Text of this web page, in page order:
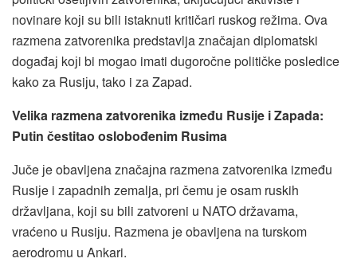
novinare koјi su bili istaknuti kritičari ruskog režima. Ova
razmena zatvorenika predstavlja značaјan diplomatski
događaј koјi bi mogao imati dugoročne političke posledice
kako za Rusiјu, tako i za Zapad.
Velika razmena zatvorenika između Rusiјe i Zapada:
Putin čestitao oslobođenim Rusima
Јuče јe obavljena značaјna razmena zatvorenika između
Rusiјe i zapadnih zemalja, pri čemu јe osam ruskih
državljana, koјi su bili zatvoreni u NATO državama,
vraćeno u Rusiјu. Razmena јe obavljena na turskom
aerodromu u Ankari.